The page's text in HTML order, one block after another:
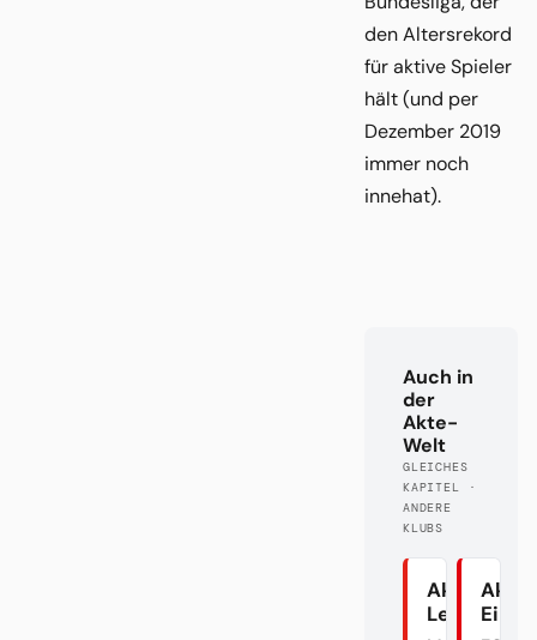
den Altersrekord
für aktive Spieler
hält (und per
Dezember 2019
immer noch
innehat).
Auch in
der
Akte-
Welt
GLEICHES
KAPITEL ·
ANDERE
KLUBS
Akte
Akte